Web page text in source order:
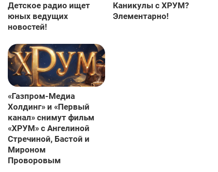
Детское радио ищет
юных ведущих
новостей!
Каникулы с ХРУМ?
Элементарно!
«Газпром-Медиа
Холдинг» и «Первый
канал» снимут фильм
«ХРУМ» с Ангелиной
Стречиной, Бастой и
Мироном
Проворовым